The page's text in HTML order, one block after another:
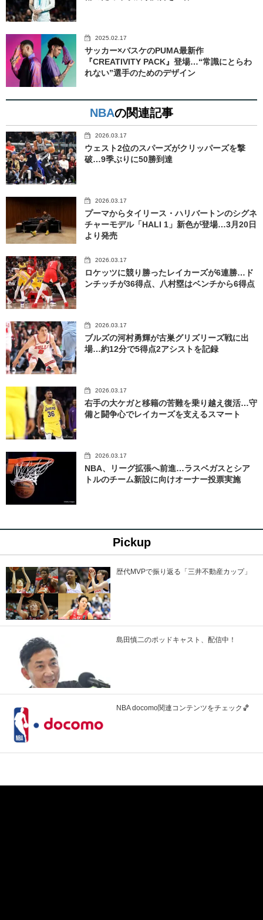
2025.02.17
サッカー×バスケのPUMA最新作
『CREATIVITY PACK』登場…“常識にとらわ
れない”選手のためのデザイン
NBAの関連記事
2026.03.17
ウェスト2位のスパーズがクリッパーズを撃
破…9季ぶりに50勝到達
2026.03.17
プーマからタイリース・ハリバートンのシグネ
チャーモデル「HALI 1」新色が登場…3月20日
より発売
2026.03.17
ロケッツに競り勝ったレイカーズが6連勝…ド
ンチッチが36得点、八村塁はベンチから6得点
2026.03.17
ブルズの河村勇輝が古巣グリズリーズ戦に出
場…約12分で5得点2アシストを記録
2026.03.17
右手の大ケガと移籍の苦難を乗り越え復活…守
備と闘争心でレイカーズを支えるスマート
2026.03.17
NBA、リーグ拡張へ前進…ラスベガスとシア
トルのチーム新設に向けオーナー投票実施
Pickup
歴代MVPで振り返る「三井不動産カップ」
島田慎二のポッドキャスト、配信中！
NBA docomo関連コンテンツをチェック🏀